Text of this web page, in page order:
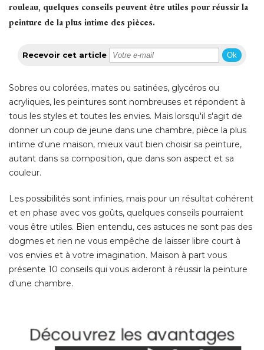
rouleau, quelques conseils peuvent être utiles pour réussir la
peinture de la plus intime des pièces.
Recevoir cet article Ok
Sobres ou colorées, mates ou satinées, glycéros ou
acryliques, les peintures sont nombreuses et répondent à
tous les styles et toutes les envies. Mais lorsqu'il s'agit de
donner un coup de jeune dans une chambre, pièce la plus
intime d'une maison, mieux vaut bien choisir sa peinture,
autant dans sa composition, que dans son aspect et sa
couleur.
Les possibilités sont infinies, mais pour un résultat cohérent
et en phase avec vos goûts, quelques conseils pourraient
vous être utiles. Bien entendu, ces astuces ne sont pas des
dogmes et rien ne vous empêche de laisser libre court à
vos envies et à votre imagination. Maison à part vous
présente 10 conseils qui vous aideront à réussir la peinture
d'une chambre.